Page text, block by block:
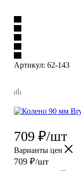
Артикул: 62-143
709 ₽/шт
Варианты цен
709 ₽/шт